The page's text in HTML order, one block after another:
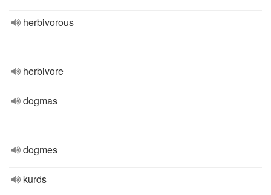
herbivorous
herbivore
dogmas
dogmes
kurds